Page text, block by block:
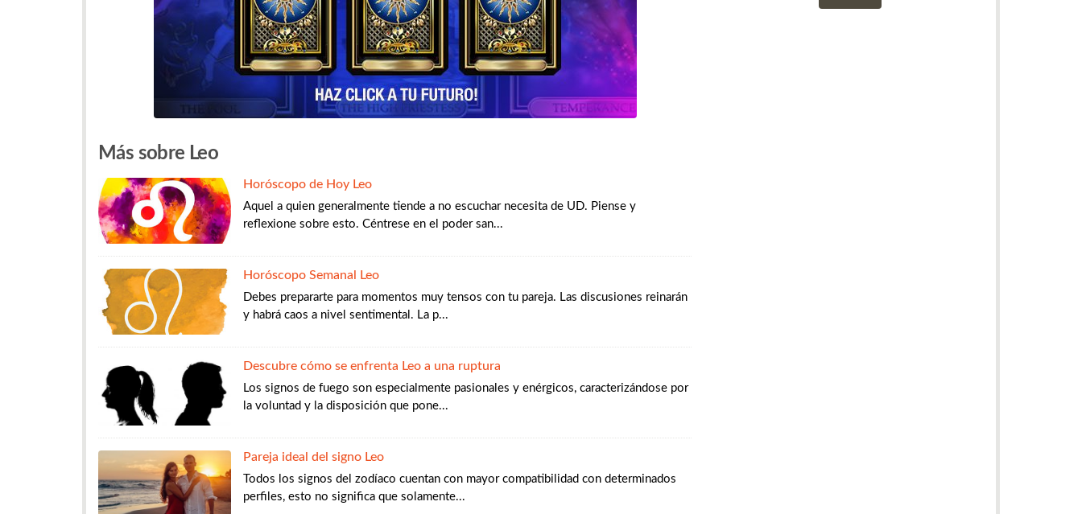
Más sobre Leo
Horóscopo de Hoy Leo
Aquel a quien generalmente tiende a no escuchar necesita de UD. Piense y
reflexione sobre esto. Céntrese en el poder san...
Horóscopo Semanal Leo
Debes prepararte para momentos muy tensos con tu pareja. Las discusiones reinarán
y habrá caos a nivel sentimental. La p...
Descubre cómo se enfrenta Leo a una ruptura
Los signos de fuego son especialmente pasionales y enérgicos, caracterizándose por
la voluntad y la disposición que pone...
Pareja ideal del signo Leo
Todos los signos del zodíaco cuentan con mayor compatibilidad con determinados
perfiles, esto no significa que solamente...